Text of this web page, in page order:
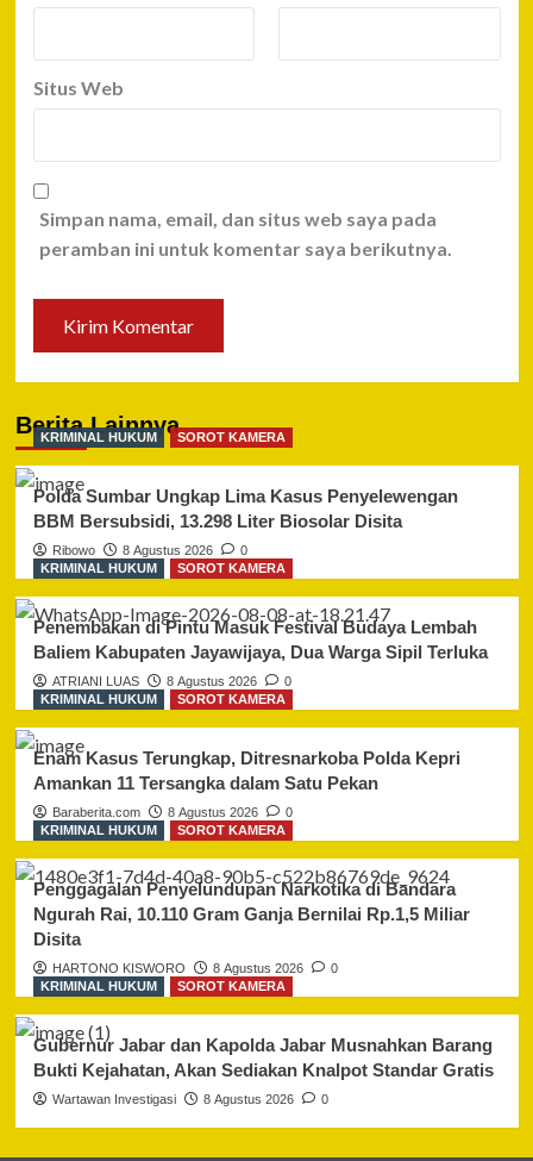
Situs Web
Simpan nama, email, dan situs web saya pada
peramban ini untuk komentar saya berikutnya.
Berita Lainnya
KRIMINAL HUKUM SOROT KAMERA
Polda Sumbar Ungkap Lima Kasus Penyelewengan
BBM Bersubsidi, 13.298 Liter Biosolar Disita
Ribowo 8 Agustus 2026
0
KRIMINAL HUKUM
SOROT KAMERA
Penembakan di Pintu Masuk Festival Budaya Lembah
Baliem Kabupaten Jayawijaya, Dua Warga Sipil Terluka
ATRIANI LUAS 8 Agustus 2026
0
KRIMINAL HUKUM
SOROT KAMERA
Enam Kasus Terungkap, Ditresnarkoba Polda Kepri
Amankan 11 Tersangka dalam Satu Pekan
Baraberita.com 8 Agustus 2026
0
KRIMINAL HUKUM
SOROT KAMERA
Penggagalan Penyelundupan Narkotika di Bandara
Ngurah Rai, 10.110 Gram Ganja Bernilai Rp.1,5 Miliar
Disita
HARTONO KISWORO 8 Agustus 2026
0
KRIMINAL HUKUM
SOROT KAMERA
Gubernur Jabar dan Kapolda Jabar Musnahkan Barang
Bukti Kejahatan, Akan Sediakan Knalpot Standar Gratis
Wartawan Investigasi 8 Agustus 2026 0